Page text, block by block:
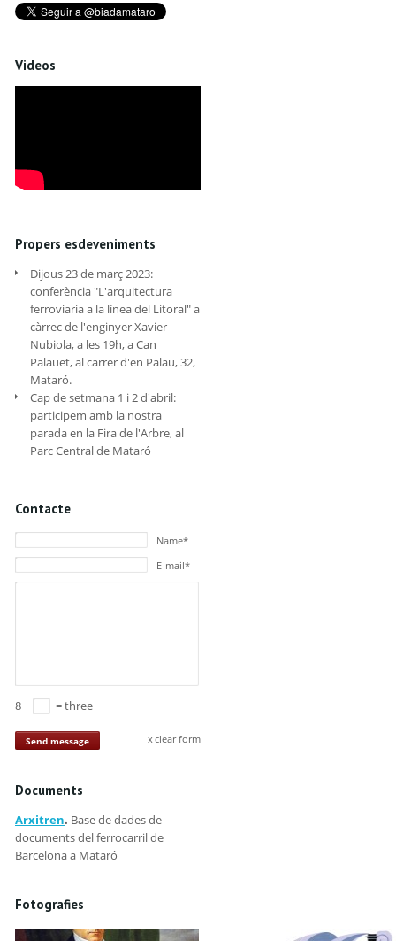
Videos
Propers esdeveniments
Dijous 23 de març 2023:
conferència "L'arquitectura
ferroviaria a la línea del Litoral" a
càrrec de l'enginyer Xavier
Nubiola, a les 19h, a Can
Palauet, al carrer d'en Palau, 32,
Mataró.
Cap de setmana 1 i 2 d'abril:
participem amb la nostra
parada en la Fira de l'Arbre, al
Parc Central de Mataró
Contacte
Name*
E-mail*
8 − = three
Send message clear form
Documents
Arxitren. Base de dades de
documents del ferrocarril de
Barcelona a Mataró
Fotografies